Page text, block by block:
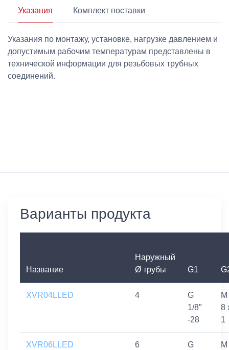
Указания Комплект поставки
Указания по монтажу, установке, нагрузке давлением и
допустимым рабочим температурам представлены в
технической информации для резьбовых трубных
соединений.
Варианты продукта
Название
Наружный
Ø трубы
G1
XVR04LLED 4
G
1/8″
-28
M
8
1
XVR06LLED 6
G
M